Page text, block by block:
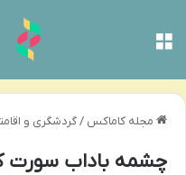
مجله کاماکس /گردشگری و
چشمه باداب